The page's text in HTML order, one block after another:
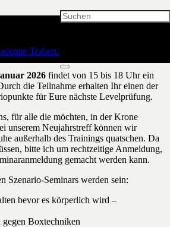
zum Seminar &
2026
2026 findet von 15 bis 18 Uhr ein
die Teilnahme erhalten Ihr einen der
für Eure nächste Levelprüfung.
für alle die möchten, in der Krone
unserem Neujahrstreff können wir
außerhalb des Trainings quatschen. Da
bitte ich um rechtzeitige Anmeldung,
gemacht werden kann.
Szenario-Seminars werden sein:
bevor es körperlich wird –
gegen Boxtechniken